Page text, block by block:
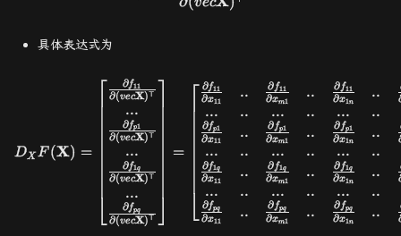
Hessian 矩阵的辨识原理
Hessian 矩阵的辨识方法
共轭梯度与复 Hessian 矩
具体表达式为
D_{X}F(\mathbf{X})=
DX F (X) =
⎣
⎡ ∂(vecX)⊤
∂f11
...
∂(vecX)⊤
∂fp1
...
∂(vecX)⊤
∂f1q
...
∂(vecX)⊤
∂fpq ⎦
⎤
=
⎣
⎡ ∂x11
∂f11
...
∂x11
∂fp1
...
∂x11
∂f1q
...
∂x11
∂fpq
..
..
..
..
..
..
..
∂xm1
∂f11
...
∂xm1
∂fp1
...
∂xm1
∂f1q
...
∂xm1
∂fpq
..
..
..
..
..
..
..
∂x1n
∂f11
...
∂x1n
∂fp1
...
∂x1n
∂f1q
...
∂x1n
∂fpq
..
..
..
..
..
..
..